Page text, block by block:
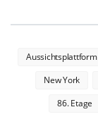
Aussichtsplattform
New York
86. Etage